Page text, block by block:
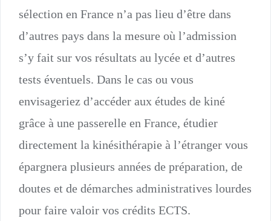
sélection en France n’a pas lieu d’être dans
d’autres pays dans la mesure où l’admission
s’y fait sur vos résultats au lycée et d’autres
tests éventuels. Dans le cas ou vous
envisageriez d’accéder aux études de kiné
grâce à une passerelle en France, étudier
directement la kinésithérapie à l’étranger vous
épargnera plusieurs années de préparation, de
doutes et de démarches administratives lourdes
pour faire valoir vos crédits ECTS.